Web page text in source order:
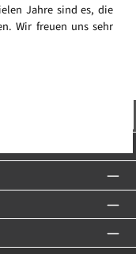
Jahre sind es, die
Wir freuen uns sehr